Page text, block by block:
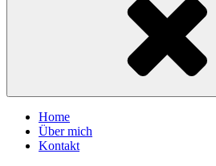
Home
Über mich
Kontakt